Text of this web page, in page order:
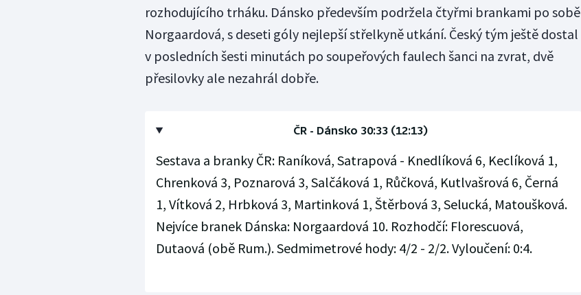
rozhodujícího trháku. Dánsko především podržela čtyřmi brankami po sobě
Norgaardová, s deseti góly nejlepší střelkyně utkání. Český tým ještě dostal
v posledních šesti minutách po soupeřových faulech šanci na zvrat, dvě
přesilovky ale nezahrál dobře.
ČR - Dánsko 30:33 (12:13)
Sestava a branky ČR: Raníková, Satrapová - Knedlíková 6, Keclíková 1,
Chrenková 3, Poznarová 3, Salčáková 1, Růčková, Kutlvašrová 6, Černá
1, Vítková 2, Hrbková 3, Martinková 1, Štěrbová 3, Selucká, Matoušková.
Nejvíce branek Dánska: Norgaardová 10. Rozhodčí: Florescuová,
Dutaová (obě Rum.). Sedmimetrové hody: 4/2 - 2/2. Vyloučení: 0:4.